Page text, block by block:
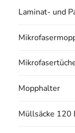
Laminat- und
Mopphalter
Müllsäcke 120